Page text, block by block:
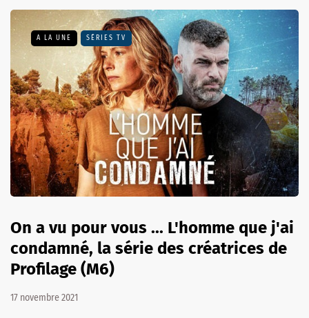
A LA UNE SÉRIES TV
On a vu pour vous ... L'homme que j'ai
condamné, la série des créatrices de
Profilage (M6)
17 novembre 2021